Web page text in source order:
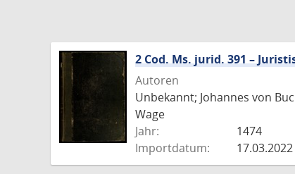
2 Cod. Ms. jurid. 391 –
Autoren
Unbekannt; Johannes von
Wage
Jahr:
1474
Importdatum:
17.03.2022